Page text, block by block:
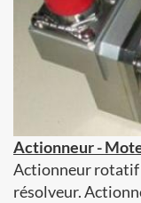
Actionneur -
Actionneur rotatif
résolveur.